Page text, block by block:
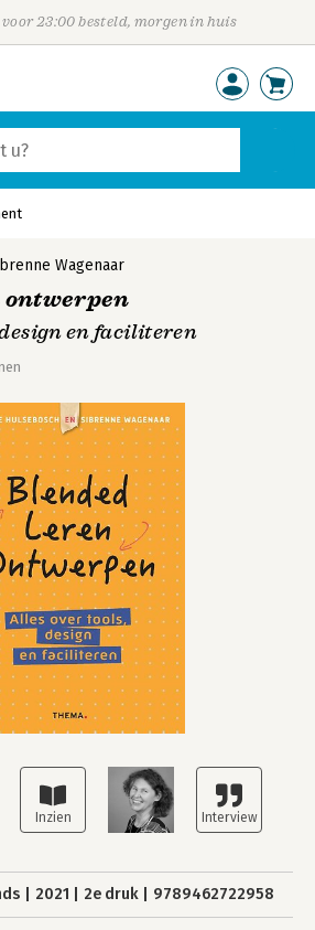
23:00 besteld, morgen in huis
Wagenaar
ontwerpen
en faciliteren
2021 2e druk 9789462722958